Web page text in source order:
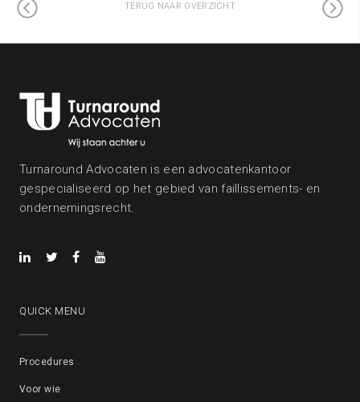
TERUG NAAR OVERZICHT
Turnaround Advocaten is een advocatenkantoor
gespecialiseerd op het gebied van faillissements- en
ondernemingsrecht.
QUICK MENU
Procedures
Voor wie